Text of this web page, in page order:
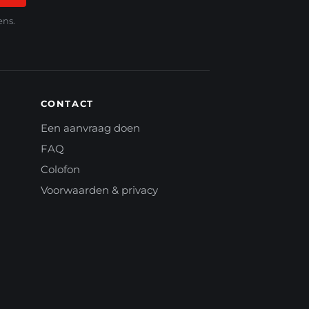
CONTACT
Een aanvraag doen
FAQ
Colofon
Voorwaarden & privacy